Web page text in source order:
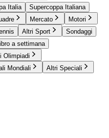
Italia
Supercoppa Italiana
Mercato
Motori
Altri Sport
Sondaggi
a settimana
Olimpiadi
Mondiali Altri Speciali